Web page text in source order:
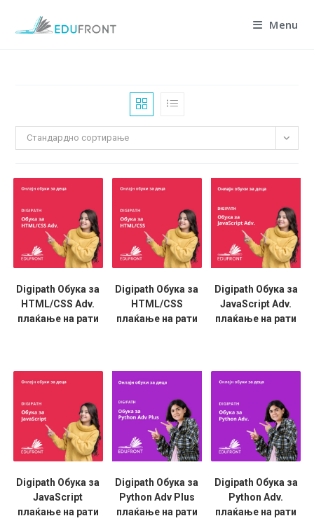
Menu
Стандардно сортирање
Digipath Обука за
HTML/CSS Adv.
плаќање на рати
Digipath Обука за
HTML/CSS
плаќање на рати
Digipath Обука за
JavaScript Adv.
плаќање на рати
Digipath Обука за
JavaScript
плаќање на рати
Digipath Обука за
Python Adv Plus
плаќање на рати
Digipath Обука за
Python Adv.
плаќање на рати